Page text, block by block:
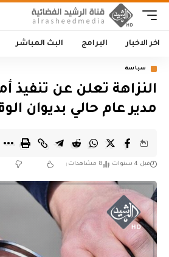
اخر الاخبار البرامج البث المباشر
سياسة
النزاهة تعلن عن تنفيذ
مدير عام حالي بديوان
قبل 4 سنوات 8 مشاهدات